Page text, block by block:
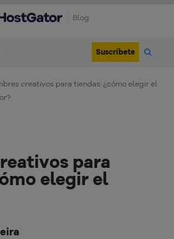
Blog
Suscríbete
creativos para tiendas: ¿cómo elegir el
para
elegir el